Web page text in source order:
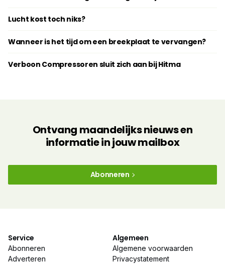
Lucht kost toch niks?
Wanneer is het tijd om een breekplaat te vervangen?
Verboon Compressoren sluit zich aan bij Hitma
Ontvang maandelijks nieuws en
informatie in jouw mailbox
Abonneren
Service
Abonneren
Adverteren
Algemeen
Algemene voorwaarden
Privacystatement